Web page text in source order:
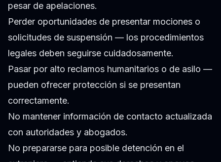
pesar de apelaciones.
Perder oportunidades de presentar mociones o
solicitudes de suspensión — los procedimientos
legales deben seguirse cuidadosamente.
Pasar por alto reclamos humanitarios o de asilo —
pueden ofrecer protección si se presentan
correctamente.
No mantener información de contacto actualizada
con autoridades y abogados.
No prepararse para posible detención en el